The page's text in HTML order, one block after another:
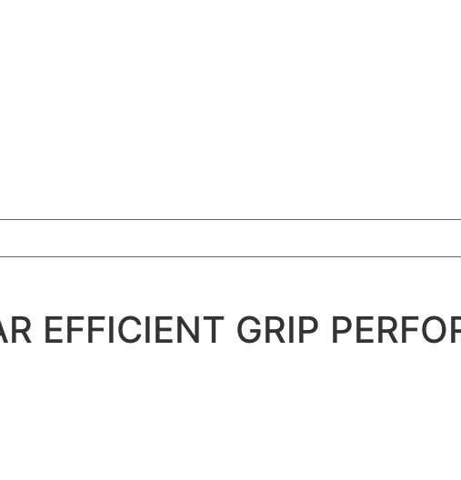
EFFICIENT GRIP